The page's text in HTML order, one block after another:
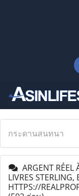
กระดานสนทนา
ARGENT RÉEL
LIVRES STERLING,
HTTPS://